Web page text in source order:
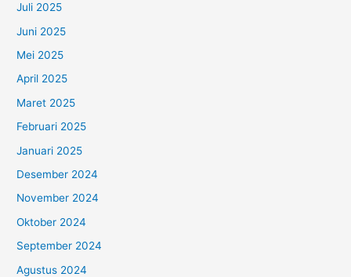
Juli 2025
Juni 2025
Mei 2025
April 2025
Maret 2025
Februari 2025
Januari 2025
Desember 2024
November 2024
Oktober 2024
September 2024
Agustus 2024